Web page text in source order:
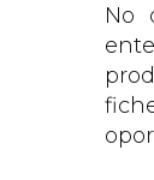
No